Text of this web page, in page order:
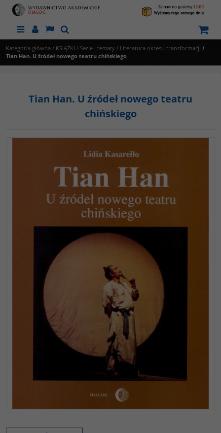
MenuPanelLangSzukaj
Kategoria główna / KSIĄŻKI / Serie i tematy / Literatura okresu transformacji /
Tian Han. U źródeł nowego teatru chińskiego
Tian Han. U źródeł nowego teatru
chińskiego